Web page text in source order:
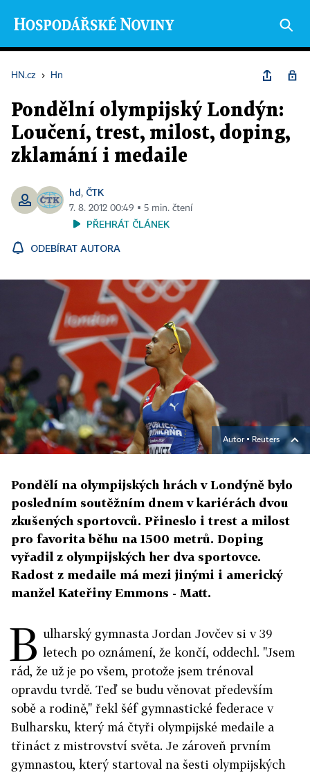
HN.cz › Hn
Pondělní olympijský Londýn:
Loučení, trest, milost, doping,
zklamání i medaile
hd, ČTK
7. 8. 2012 00:49 ▪ 5 min. čtení
PŘEHRÁT ČLÁNEK
ODEBÍRAT AUTORA
Autor ▪ Reuters
Pondělí na olympijských hrách v Londýně bylo
posledním soutěžním dnem v kariérách dvou
zkušených sportovců. Přineslo i trest a milost
pro favorita běhu na 1500 metrů. Doping
vyřadil z olympijských her dva sportovce.
Radost z medaile má mezi jinými i americký
manžel Kateřiny Emmons - Matt.
B ulharský gymnasta Jordan Jovčev si v 39
letech po oznámení, že končí, oddechl. "Jsem
rád, že už je po všem, protože jsem trénoval
opravdu tvrdě. Teď se budu věnovat především
sobě a rodině," řekl šéf gymnastické federace v
Bulharsku, který má čtyři olympijské medaile a
třináct z mistrovství světa. Je zároveň prvním
gymnastou, který startoval na šesti olympijských